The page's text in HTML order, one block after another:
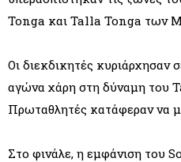
Tonga και Talla Tonga των
Οι διεκδικητές κυριάρχησαν
αγώνα χάρη στη δύναμη του
Πρωταθλητές κατάφεραν να
Στο φινάλε, η εμφάνιση του